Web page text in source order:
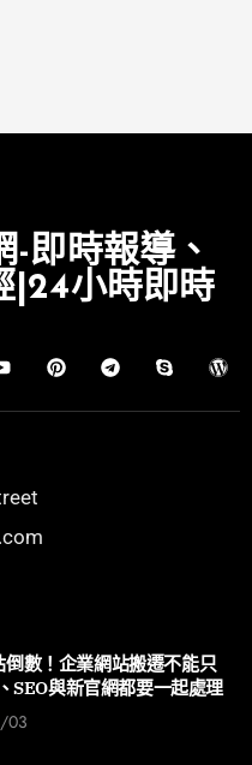
即時報導、
|24小時即時
倒數！企業網站搬遷不能只
SEO與新官網都要一起處理
03